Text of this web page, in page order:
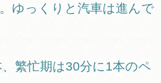
ゆっくりと汽車は進んで
繁忙期は30分に1本のペ